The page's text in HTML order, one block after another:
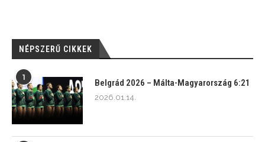
NÉPSZERŰ CIKKEK
1
Belgrád 2026 – Málta-Magyarország 6:21
2026.01.14.